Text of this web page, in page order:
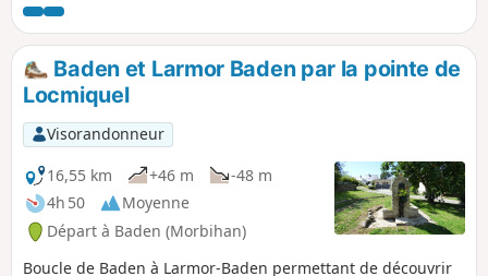
la rivière d'Auray (Loc'h) puis la rivière
du Bono (Bono), jusqu'au petit port. Très
jolie randonnée en sous-bois pour
partie et le long de la côte.
Baden et Larmor Baden par la pointe de
Locmiquel
Visorandonneur
16,55 km
+46 m
-48 m
4h 50
Moyenne
Départ à Baden (Morbihan)
Boucle de Baden à Larmor-Baden permettant de découvrir